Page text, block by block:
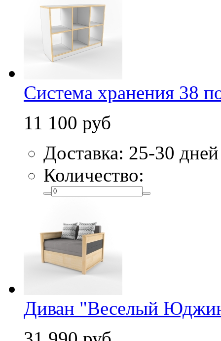
Система хранения 38
11 100 руб
Доставка: 25-30 дней
Количество:
Диван "Веселый